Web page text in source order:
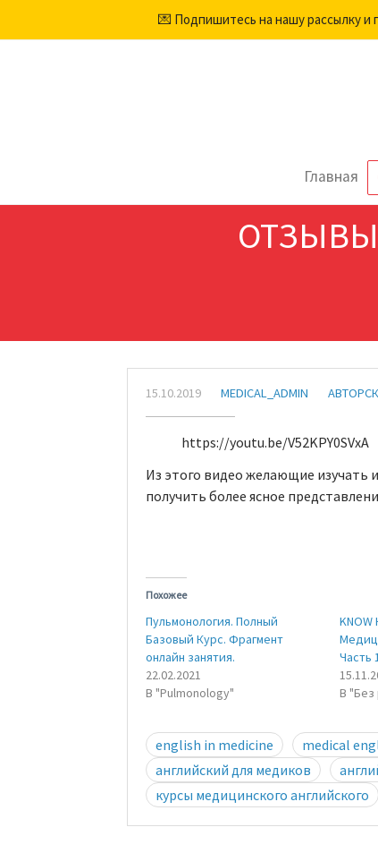
Главная
15.10.2019 MEDICAL_ADMIN
https://youtu.be/V52KPY0SVxA
Из этого видео желающие изучать
получить более ясное
Похожее
Пульмонология. Полный
Базовый Курс. Фрагмент
онлайн занятия.
22.02.2021
В "Pulmonology"
KNOW
Часть
В "Без
english in medicine medical
английский для медиков
курсы медицинского английского
💌 Подпишитесь на нашу рассылку и